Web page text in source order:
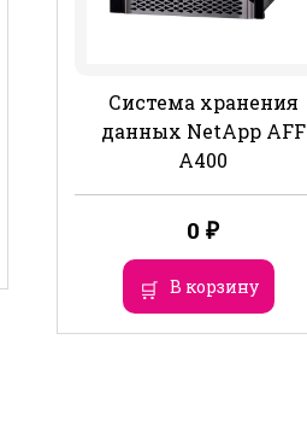
Система хранения
данных NetApp AFF
A400
0 ₽
В корзину